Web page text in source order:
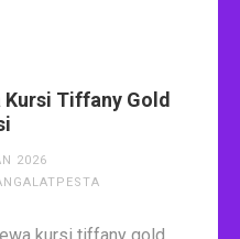
Kursi Tiffany Gold
2026
kursi tiffany gold